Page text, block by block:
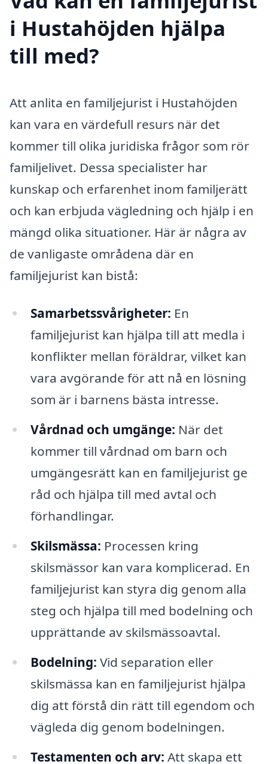
i Hustahöjden hjälpa
till med?
Att anlita en familjejurist i Hustahöjden
kan vara en värdefull resurs när det
kommer till olika juridiska frågor som rör
familjelivet. Dessa specialister har
kunskap och erfarenhet inom familjerätt
och kan erbjuda vägledning och hjälp i en
mängd olika situationer. Här är några av
de vanligaste områdena där en
familjejurist kan bistå:
Samarbetssvårigheter: En
familjejurist kan hjälpa till att medla i
konflikter mellan föräldrar, vilket kan
vara avgörande för att nå en lösning
som är i barnens bästa intresse.
Vårdnad och umgänge: När det
kommer till vårdnad om barn och
umgängesrätt kan en familjejurist ge
råd och hjälpa till med avtal och
förhandlingar.
Skilsmässa: Processen kring
skilsmässor kan vara komplicerad. En
familjejurist kan styra dig genom alla
steg och hjälpa till med bodelning och
upprättande av skilsmässoavtal.
Bodelning: Vid separation eller
skilsmässa kan en familjejurist hjälpa
dig att förstå din rätt till egendom och
vägleda dig genom bodelningen.
Testamenten och arv: Att skapa ett